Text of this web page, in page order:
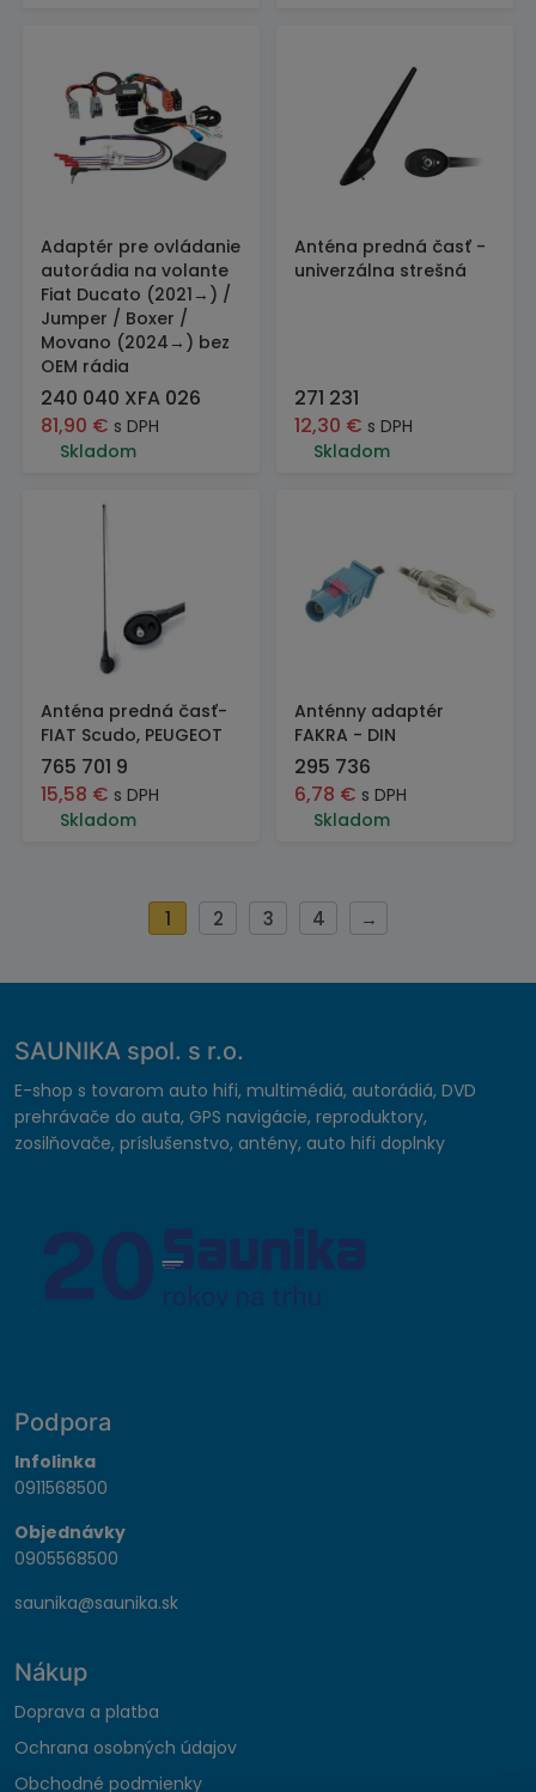
Adaptér pre ovládanie
autorádia na volante
Fiat Ducato (2021→) /
Jumper / Boxer /
Movano (2024→) bez
OEM rádia
240 040 XFA 026
81,90 € s DPH
Skladom
Anténa predná časť -
univerzálna strešná
271 231
12,30 € s DPH
Skladom
Anténa predná časť-
FIAT Scudo, PEUGEOT
765 701 9
15,58 € s DPH
Skladom
Anténny adaptér
FAKRA - DIN
295 736
6,78 € s DPH
Skladom
1 2 3 4 →
SAUNIKA spol. s r.o.
E-shop s tovarom auto hifi, multimédiá, autorádiá, DVD
prehrávače do auta, GPS navigácie, reproduktory,
zosilňovače, príslušenstvo, antény, auto hifi doplnky
Podpora
Infolinka
0911568500
Objednávky
0905568500
saunika@saunika.sk
Nákup
Doprava a platba
Ochrana osobných údajov
Obchodné podmienky